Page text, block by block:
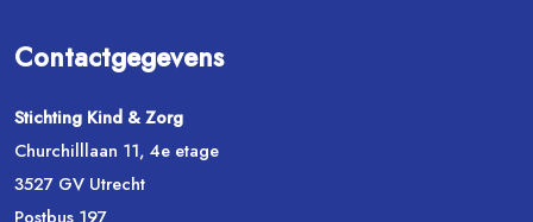
Contactgegevens
Stichting Kind & Zorg
Churchilllaan 11, 4e etage
3527 GV Utrecht